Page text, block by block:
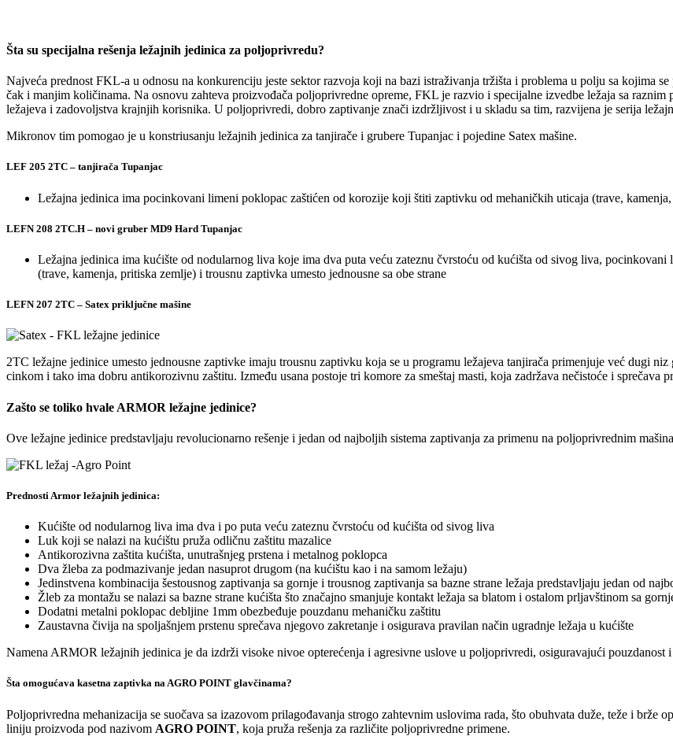
Šta su specijalna rešenja ležajnih jedinica za poljoprivredu?
Najveća prednost FKL-a u odnosu na konkurenciju jeste sektor razvoja koji na bazi istraživanja tržišta i problema u polju sa kojima
čak i manjim količinama. Na osnovu zahteva proizvođača poljoprivredne opreme, FKL je razvio i specijalne izvedbe ležaja sa
ležajeva i zadovoljstva krajnjih korisnika. U poljoprivredi, dobro zaptivanje znači izdržljivost i u skladu sa tim, razvijena je serija
Mikronov tim pomogao je u konstriusanju ležajnih jedinica za tanjirače i grubere Tupanjac i pojedine Satex mašine.
LEF 205 2TC – tanjirača Tupanjac
Ležajna jedinica ima pocinkovani limeni poklopac zaštićen od korozije koji štiti zaptivku od mehaničkih uticaja (trave,
LEFN 208 2TC.H – novi gruber MD9 Hard Tupanjac
Ležajna jedinica ima kućište od nodularnog liva koje ima dva puta veću zateznu čvrstoću od kućišta od sivog liva,
(trave, kamenja, pritiska zemlje) i trousnu zaptivka umesto jednousne sa obe strane
LEFN 207 2TC – Satex priključne mašine
2TC ležajne jedinice umesto jednousne zaptivke imaju trousnu zaptivku koja se u programu ležajeva tanjirača primenjuje već dugi
cinkom i tako ima dobru antikorozivnu zaštitu. Između usana postoje tri komore za smeštaj masti, koja zadržava nečistoće i sprečava
Zašto se toliko hvale ARMOR ležajne jedinice?
Ove ležajne jedinice predstavljaju revolucionarno rešenje i jedan od najboljih sistema zaptivanja za primenu na poljoprivrednim
Prednosti Armor ležajnih jedinica:
Kućište od nodularnog liva ima dva i po puta veću zateznu čvrstoću od kućišta od sivog liva
Luk koji se nalazi na kućištu pruža odličnu zaštitu mazalice
Antikorozivna zaštita kućišta, unutrašnjeg prstena i metalnog poklopca
Dva žleba za podmazivanje jedan nasuprot drugom (na kućištu kao i na samom ležaju)
Jedinstvena kombinacija šestousnog zaptivanja sa gornje i trousnog zaptivanja sa bazne strane ležaja predstavljaju jedan od
Žleb za montažu se nalazi sa bazne strane kućišta što značajno smanjuje kontakt ležaja sa blatom i ostalom prljavštinom sa
Dodatni metalni poklopac debljine 1mm obezbeđuje pouzdanu mehaničku zaštitu
Zaustavna čivija na spoljašnjem prstenu sprečava njegovo zakretanje i osigurava pravilan način ugradnje ležaja u kućište
Namena ARMOR ležajnih jedinica je da izdrži visoke nivoe opterećenja i agresivne uslove u poljoprivredi, osiguravajući pouzdanost
Šta omogućava kasetna zaptivka na AGRO POINT glavčinama?
Poljoprivredna mehanizacija se suočava sa izazovom prilagođavanja strogo zahtevnim uslovima rada, što obuhvata duže, teže i
liniju proizvoda pod nazivom AGRO POINT, koja pruža rešenja za različite poljoprivredne primene.